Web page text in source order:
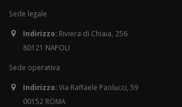
Sede legale
Indirizzo: Riviera di Chiaia, 256
80121 NAPOLI
Sede operativa
Indirizzo:Via Raffaele Paolucci, 59
00152 ROMA